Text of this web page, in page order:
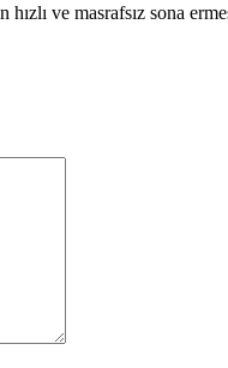
hızlı ve masrafsız sona